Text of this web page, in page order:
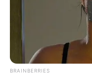
BRAINBERRIES